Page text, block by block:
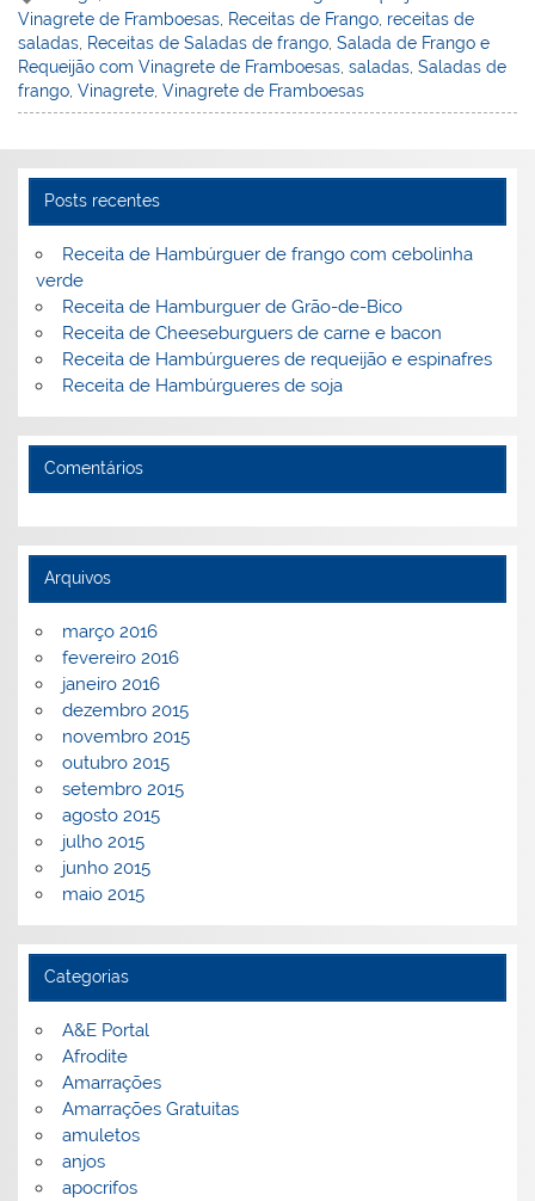
e
st
e
dI
n
e
b
o
k
er l
o
o
M
l
e
Vinagrete de Framboesas, Receitas de Frango, receitas de
saladas, Receitas de Saladas de frango,Salada de Frango e
Requeijão com Vinagrete de Framboesas,saladas,Saladas de
frango,Vinagrete,Vinagrete de Framboesas
Posts recentes
Receita de Hambúrguer de frango com cebolinha
verde
Receita de Hamburguer de Grão-de-Bico
Receita de Cheeseburguers de carne e bacon
Receita de Hambúrgueres de requeijão e espinafres
Receita de Hambúrgueres de soja
Comentários
Arquivos
março 2016
fevereiro 2016
janeiro 2016
dezembro 2015
novembro 2015
outubro 2015
setembro 2015
agosto 2015
julho 2015
junho 2015
maio 2015
Categorias
A&E Portal
Afrodite
Amarrações
Amarrações Gratuitas
amuletos
anjos
apocrifos